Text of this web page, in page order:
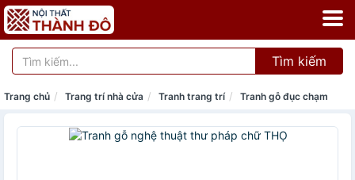
Tìm kiếm
Trang chủ Trang trí nhà cửa Tranh trang trí Tranh gỗ đục chạm